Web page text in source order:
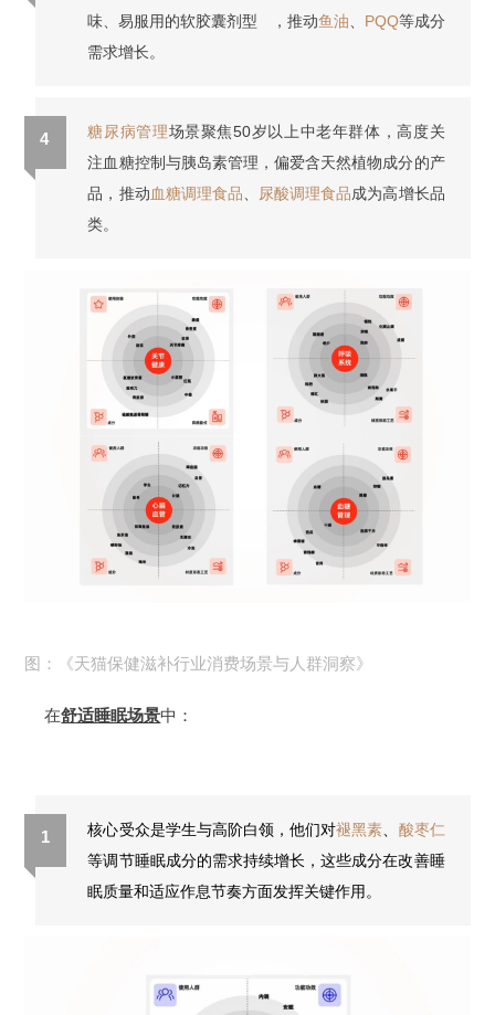
味、易服用的软胶囊剂型 ，推动鱼油 PQQ等成分
需求增长。
4 糖尿病管理场景聚焦50岁以上中老年群体，高度关
注血糖控制与胰岛素管理，偏爱含天然植物成分的产
品，推动血糖调理食品 尿酸调理食品成为高增长品
类。
图：《天猫保健滋补行业消费场景与人群洞察》
在舒适睡眠场景中：
1 核心受众是学生与高阶白领，他们对褪黑素
酸枣仁
等调节睡眠成分的需求持续增长，这些成分在改善睡
眠质量和适应作息节奏方面发挥关键作用。